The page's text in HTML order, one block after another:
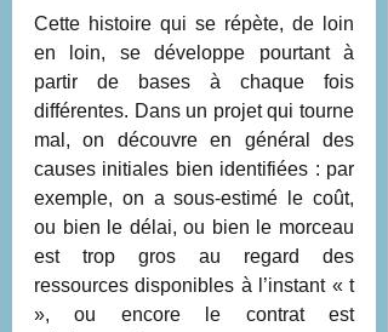
Cette histoire qui se répète, de loin
en loin, se développe pourtant à
partir de bases à chaque fois
différentes. Dans un projet qui tourne
mal, on découvre en général des
causes initiales bien identifiées : par
exemple, on a sous-estimé le coût,
ou bien le délai, ou bien le morceau
est trop gros au regard des
ressources disponibles à l’instant « t
», ou encore le contrat est